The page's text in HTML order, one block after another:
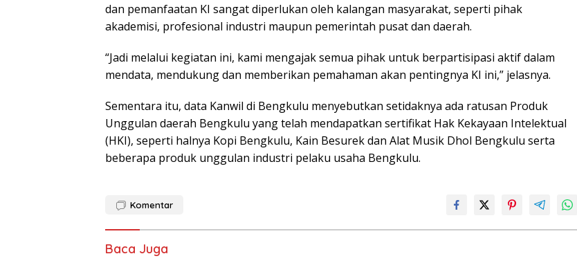
dan pemanfaatan KI sangat diperlukan oleh kalangan masyarakat, seperti pihak
akademisi, profesional industri maupun pemerintah pusat dan daerah.
“Jadi melalui kegiatan ini, kami mengajak semua pihak untuk berpartisipasi aktif dalam
mendata, mendukung dan memberikan pemahaman akan pentingnya KI ini,” jelasnya.
Sementara itu, data Kanwil di Bengkulu menyebutkan setidaknya ada ratusan Produk
Unggulan daerah Bengkulu yang telah mendapatkan sertifikat Hak Kekayaan Intelektual
(HKI), seperti halnya Kopi Bengkulu, Kain Besurek dan Alat Musik Dhol Bengkulu serta
beberapa produk unggulan industri pelaku usaha Bengkulu.
Komentar
Baca Juga